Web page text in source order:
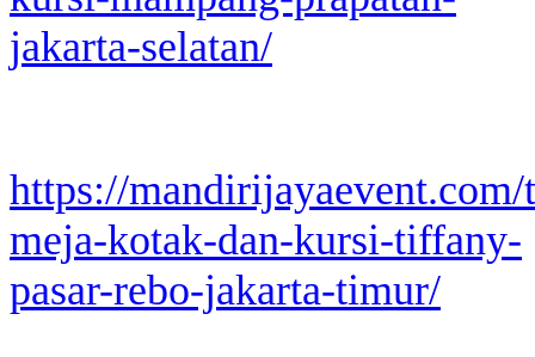
jakarta-selatan/
https://mandirijayaevent.com/
meja-kotak-dan-kursi-tiffany-
pasar-rebo-jakarta-timur/